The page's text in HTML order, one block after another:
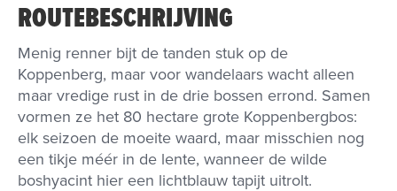
ROUTEBESCHRIJVING
Menig renner bijt de tanden stuk op de
Koppenberg, maar voor wandelaars wacht alleen
maar vredige rust in de drie bossen errond. Samen
vormen ze het 80 hectare grote Koppenbergbos:
elk seizoen de moeite waard, maar misschien nog
een tikje méér in de lente, wanneer de wilde
boshyacint hier een lichtblauw tapijt uitrolt.